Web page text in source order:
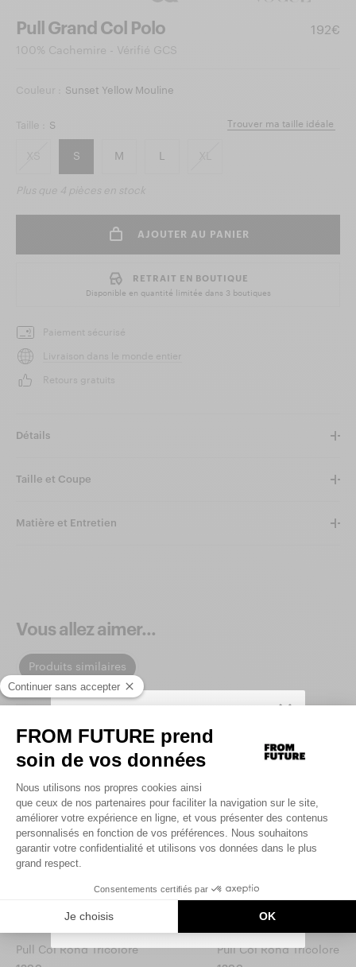
Pull Grand Col Polo
100% Cachemire - Vérifié GCS
192€
Couleur : Sunset Yellow Mouline
Taille : S
S M L
Trouver ma taille idéale
Plus que 4 pièces en stock
AJOUTER AU PANIER
RETRAIT EN BOUTIQUE
Disponible en quantité limitée dans 3 boutiques
Paiement sécurisé
Livraison dans le monde entier
Retours gratuits
Détails
Taille et Coupe
Matière et Entretien
Vous allez aimer...
Produits similaires
Pull Col Rond Tricolore
Pull Col Rond Tricolore
SIGN UP TO UNLOCK YOUR PERSONAL
CODE ANDGET 10% OFF YOUR FIRST
Saisir votre adresse e-mail